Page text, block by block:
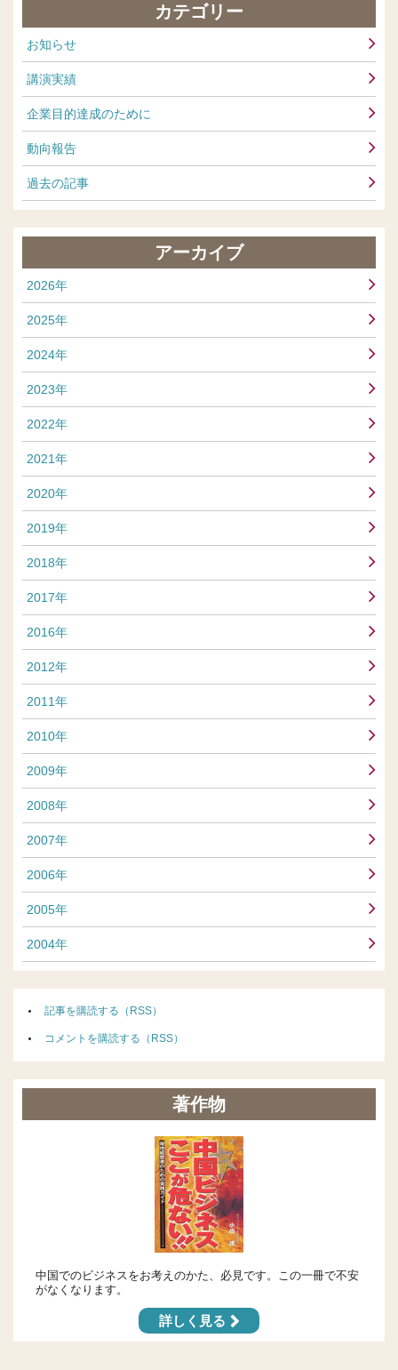
カテゴリー
お知らせ
講演実績
企業目的達成のために
動向報告
過去の記事
アーカイブ
2026年
2025年
2024年
2023年
2022年
2021年
2020年
2019年
2018年
2017年
2016年
2012年
2011年
2010年
2009年
2008年
2007年
2006年
2005年
2004年
記事を購読する（RSS）
コメントを購読する（RSS）
著作物
中国でのビジネスをお考えのかた、必見です。この一冊で不安
がなくなります。
詳しく見る